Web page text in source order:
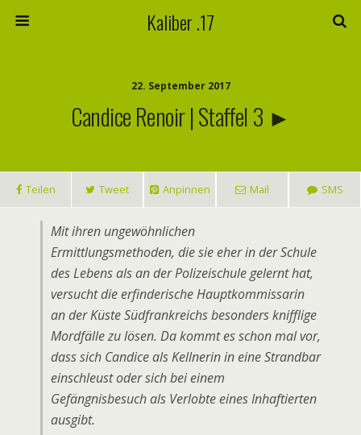
Kaliber .17
22. September 2017
Candice Renoir | Staffel 3 ►
Teilen Tweet Anpinnen Mail SMS
Mit ihren ungewöhnlichen
Ermittlungsmethoden, die sie eher in der Schule
des Lebens als an der Polizeischule gelernt hat,
versucht die erfinderische Hauptkommissarin
an der Küste Südfrankreichs besonders knifflige
Mordfälle zu lösen. Da kommt es schon mal vor,
dass sich Candice als Kellnerin in eine Strandbar
einschleust oder sich bei einem
Gefängnisbesuch als Verlobte eines Inhaftierten
ausgibt.